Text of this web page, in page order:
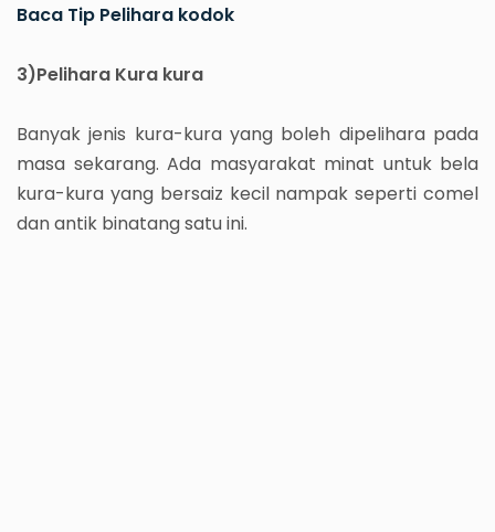
Baca Tip Pelihara kodok
3)Pelihara Kura kura
Banyak jenis kura-kura yang boleh dipelihara pada
masa sekarang. Ada masyarakat minat untuk bela
kura-kura yang bersaiz kecil nampak seperti comel
dan antik binatang satu ini.